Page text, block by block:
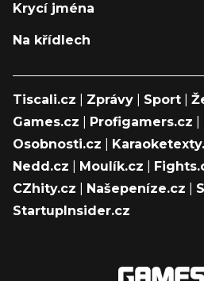
Krycí jména
Na křídlech
Tiscali.cz Zprávy Sport
Games.cz
Profigamers.cz
Osobnosti.cz
Nedd.cz
Moulík.cz
CZhity.cz
Našepeníze.cz
StartupInsider.cz